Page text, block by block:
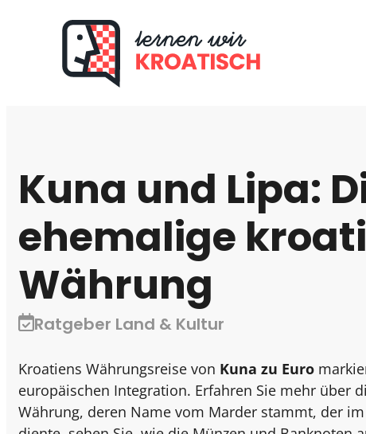
Kuna und Lipa:
ehemalige
Währung
Ratgeber Land & Kultur
Kroatiens Währungsreise von Kuna zu Euro
europäischen Integration. Erfahren Sie mehr über
Währung, deren Name vom Marder stammt, der